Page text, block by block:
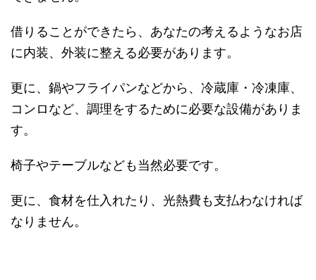
借りることができたら、あなたの考えるようなお店
に内装、外装に整える必要があります。
更に、鍋やフライパンなどから、冷蔵庫・冷凍庫、
コンロなど、調理をするために必要な設備がありま
す。
椅子やテーブルなども当然必要です。
更に、食材を仕入れたり、光熱費も支払わなければ
なりません。